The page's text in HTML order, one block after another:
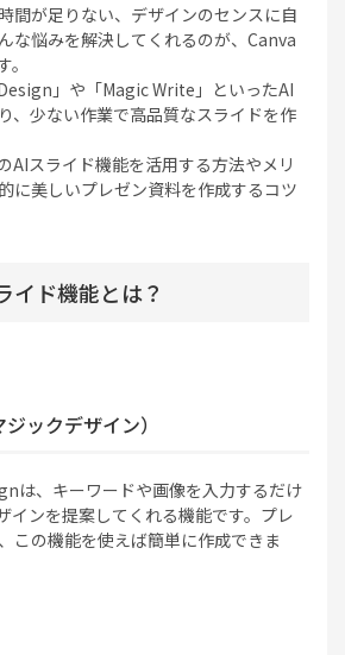
間が足りない、デザインのセンスに自
な悩みを解決してくれるのが、Canva
」や「Magic Write」といったAI
、少ない作業で高品質なスライドを作
AIスライド機能を活用する方法やメリ
に美しいプレゼン資料を作成するコツ
イド機能とは？
ックデザイン）
は、キーワードや画像を入力するだけ
インを提案してくれる機能です。プレ
この機能を使えば簡単に作成できま